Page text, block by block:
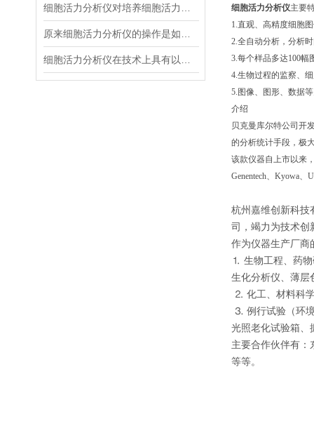
细胞活力分析仪主要
1.直观、高精度细胞
2.全自动分析，分析
3.每个样品多达100幅
4.生物过程的监察、
5.图像、图形、数据
介绍
贝克曼库尔特公司开
的分析统计手段，极
该款仪器自上市以来
Genentech、Kyowa
杭州嘉维创新科技
司，竭力为技术创
作为仪器生产厂商
⒈ 生物工程、药
生化分析仪、薄层
⒉ 化工、材料科
⒊ 例行试验（环
光照老化试验箱、
主要合作伙伴有：
等等。